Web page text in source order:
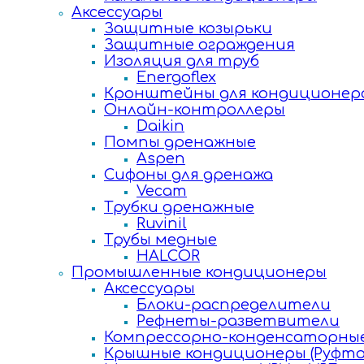
Аксессуары
Защитные козырьки
Защитные ограждения
Изоляция для труб
Energoflex
Кронштейны для
Онлайн-контроллеры
Daikin
Помпы дренажные
Aspen
Сифоны для дренажа
Vecam
Трубки дренажные
Ruvinil
Трубы медные
HALCOR
Промышленные кондиционеры
Аксессуары
Блоки-распределители
Рефнеты-разветвители
Компрессорно-
Крышные кондиционеры